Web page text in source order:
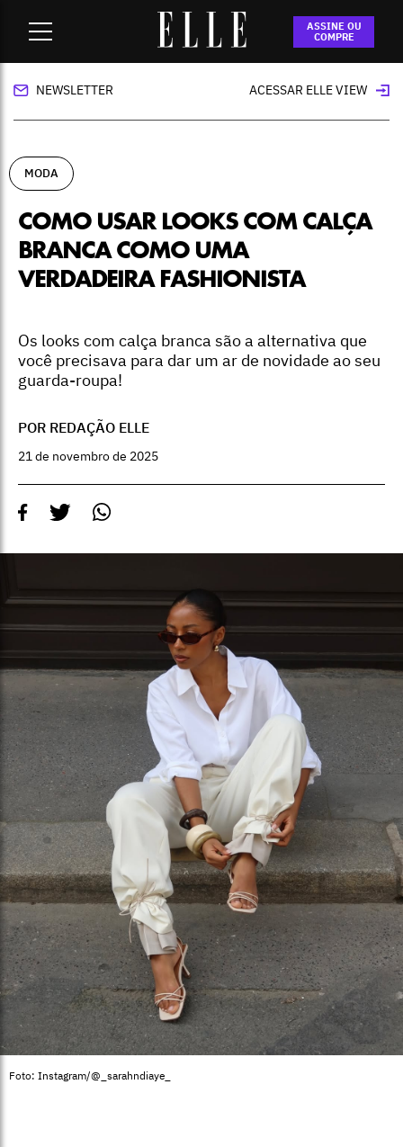
ASSINE OU
COMPRE
Como usar looks com calça branca como uma
verdadeira fashionista
NEWSLETTER ACESSAR ELLE VIEW
MODA
COMO USAR LOOKS COM CALÇA
BRANCA COMO UMA
VERDADEIRA FASHIONISTA
Os looks com calça branca são a alternativa que
você precisava para dar um ar de novidade ao seu
guarda-roupa!
POR REDAÇÃO ELLE
21 de novembro de 2025
Foto: Instagram/@_sarahndiaye_